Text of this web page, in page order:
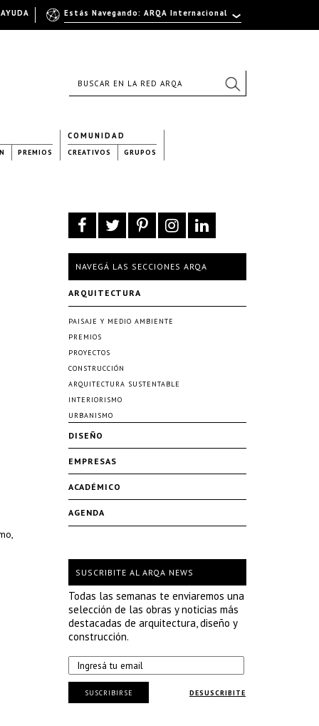
PREMIOS
COMUNIDAD
CREATIVOS GRUPOS
NAVEGÁ LAS SECCIONES ARQA
ARQUITECTURA
PAISAJE Y MEDIO AMBIENTE
PREMIOS
PROYECTOS
CONSTRUCCIÓN
ARQUITECTURA SUSTENTABLE
INTERIORISMO
URBANISMO
DISEÑO
EMPRESAS
ACADÉMICO
AGENDA
SUSCRIBITE AL ARQA NEWS
Todas las semanas te enviaremos una
selección de las obras y noticias más
destacadas de arquitectura, diseño y
construcción.
DESUSCRIBITE
SUSCRIBIRSE
Estás Navegando: ARQA Internacional
AYUDA